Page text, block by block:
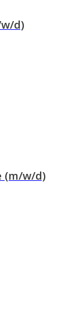
d)
(m/w/d)